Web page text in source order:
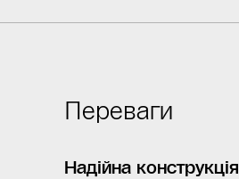
Переваги
Надійна конструкція